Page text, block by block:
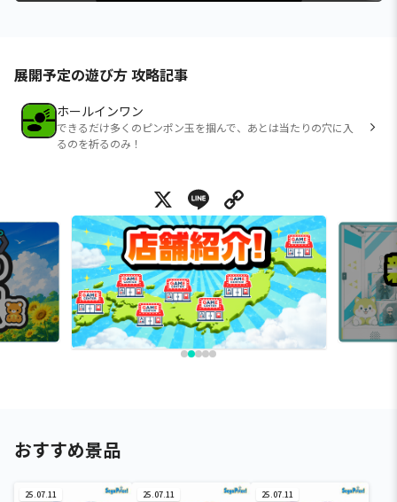
展開予定の遊び方 攻略記事
ホールインワン
できるだけ多くのピンポン玉を掴んで、あとは当たりの穴に入
るのを祈るのみ！
X Line
おすすめ景品
25.07.11 25.07.11 25.07.11